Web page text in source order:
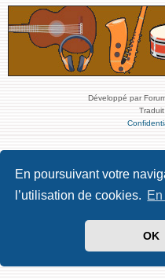
En poursuivant votre
l’utilisation de cookies.
OK
Développé par